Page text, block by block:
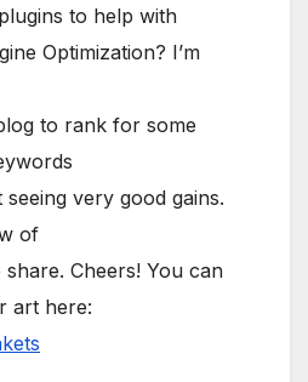
to help with
Optimization? I’m
to rank for some
seeing very good gains.
of
share. Cheers! You can
art here: